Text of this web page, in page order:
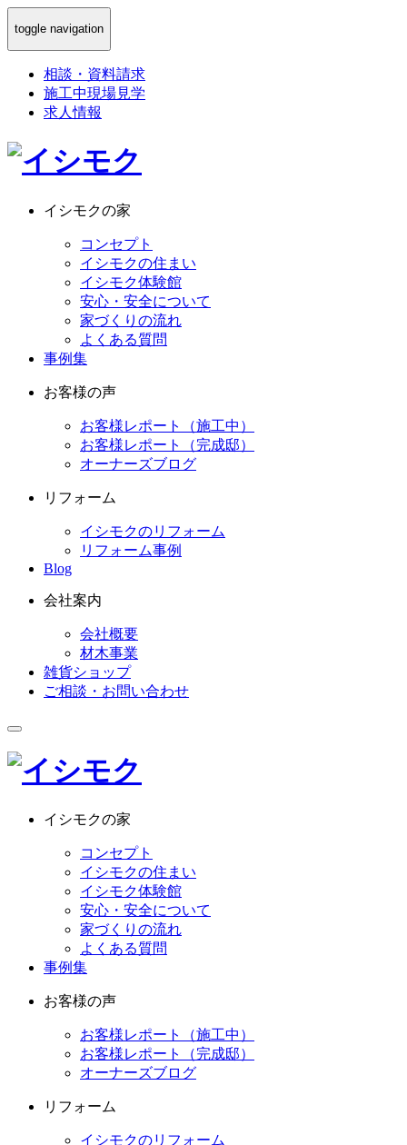
toggle navigation
相談 ・ 資料請求
施工中現場見学
求人情報
イシモクの家
コンセプト
イシモクの住まい
イシモク体験館
安心・安全について
家づくりの流れ
よくある質問
事例集
お客様の声
お客様レポート（施工中）
お客様レポート（完成邸）
オーナーズブログ
リフォーム
イシモクのリフォーム
リフォーム事例
Blog
会社案内
会社概要
材木事業
雑貨ショップ
ご相談・お問い合わせ
イシモクの家
コンセプト
イシモクの住まい
イシモク体験館
安心・安全について
家づくりの流れ
よくある質問
事例集
お客様の声
お客様レポート（施工中）
お客様レポート（完成邸）
オーナーズブログ
リフォーム
イシモクのリフォーム